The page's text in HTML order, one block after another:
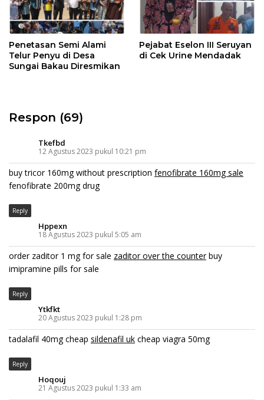
Penetasan Semi Alami
Telur Penyu di Desa
Sungai Bakau Diresmikan
Pejabat Eselon III Seruyan
di Cek Urine Mendadak
Respon (69)
Tkefbd
12 Agustus 2023 pukul 10:21 pm
buy tricor 160mg without prescription fenofibrate 160mg sale
fenofibrate 200mg drug
Reply
Hppexn
18 Agustus 2023 pukul 5:05 am
order zaditor 1 mg for sale zaditor over the counterbuy
imipramine pills for sale
Reply
Ytkfkt
20 Agustus 2023 pukul 1:28 pm
tadalafil 40mg cheap sildenafil uk cheap viagra 50mg
Reply
Hoqouj
21 Agustus 2023 pukul 1:33 am